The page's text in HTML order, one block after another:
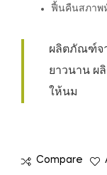
ฟื้นคืนสภาพ
ผลิตภัณฑ์จ
ยาวนาน ผ
ให้นม
Compare